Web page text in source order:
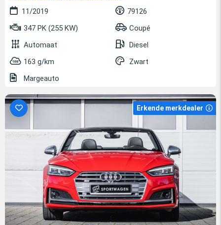
11/2019
79126
347 PK (255 KW)
Coupé
Automaat
Diesel
163 g/km
Zwart
Margeauto
Erkende merkdealer